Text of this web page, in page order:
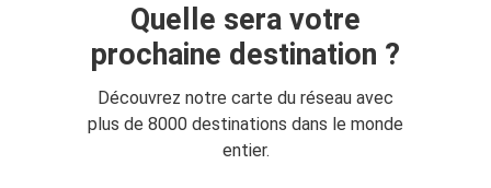
Quelle sera votre
prochaine destination ?
Découvrez notre carte du réseau avec
plus de 8000 destinations dans le monde
entier.